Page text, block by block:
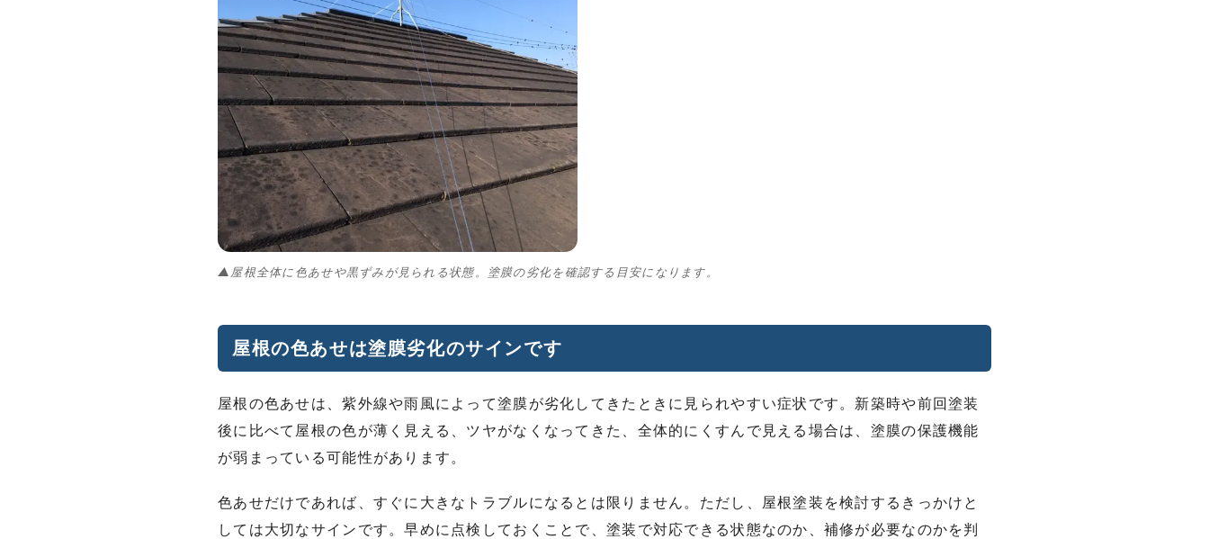
▲屋根全体に色あせや黒ずみが見られる状態。塗膜の劣化を確認する目安になります。
屋根の色あせは塗膜劣化のサインです
屋根の色あせは、紫外線や雨風によって塗膜が劣化してきたときに見られやすい症状です。新築時や前回塗装
後に比べて屋根の色が薄く見える、ツヤがなくなってきた、全体的にくすんで見える場合は、塗膜の保護機能
が弱まっている可能性があります。
色あせだけであれば、すぐに大きなトラブルになるとは限りません。ただし、屋根塗装を検討するきっかけと
しては大切なサインです。早めに点検しておくことで、塗装で対応できる状態なのか、補修が必要なのかを判